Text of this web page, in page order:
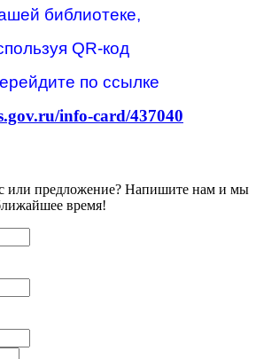
библиотеке,
QR-код
по ссылке
info-card/437040
или предложение? Напишите нам и мы
время!